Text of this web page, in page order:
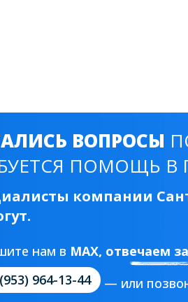
машину
С пьедесталом
130 см
Душевые кабины
1 категория
ВОПРОСЫ
ПОМОЩЬ В
компании
нам в MAX, отвечаем
964-13-44
— или